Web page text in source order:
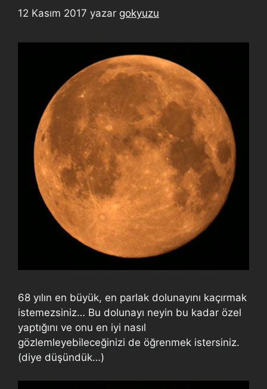
12 Kasım 2017 yazar gokyuzu
68 yılın en büyük, en parlak dolunayını kaçırmak
istemezsiniz… Bu dolunayı neyin bu kadar özel
yaptığını ve onu en iyi nasıl
gözlemleyebileceğinizi de öğrenmek istersiniz.
(diye düşündük…)